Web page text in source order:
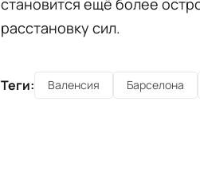
расстановку сил.
Теги: Валенсия Барселона